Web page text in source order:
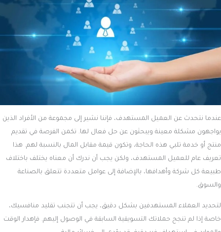
عندما نتحدث عن العميل المستهدف، فإننا نشير إلى مجموعة من الأفراد الذين
يواجهون مشكلة معينة ويبحثون عن حل فعال لها. تكمن الفرصة في تقديم
منتج أو خدمة تلبي هذه الحاجة، وتكون قيمة مقابل المال بالنسبة لهم. هذا
تعريف عام للعميل المستهدف، ولكن يجب أن ندرك أن معناه يختلف باختلاف
طبيعة كل شركة وأهدافها، بالإضافة إلى عوامل متعددة تتعلق بالصناعة
والسوق.
لتحديد العملاء المستهدفين بشكل دقيق، يجب أن تتجنب تقليد منافسيك،
خاصة إذا لم تنجح حملاتك التسويقية السابقة في الوصول إليهم. فإهدار الوقت